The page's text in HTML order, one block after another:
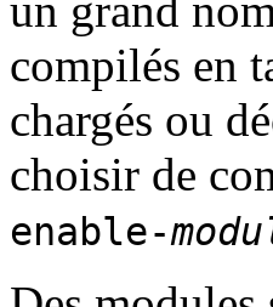
un grand
compilés en
chargés ou
choisir de
enable-